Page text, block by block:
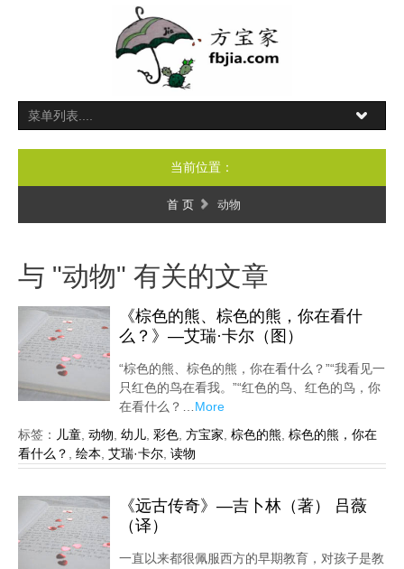
当前位置：
首 页 动物
与 "动物" 有关的文章
《棕色的熊、棕色的熊，你在看什
么？》—艾瑞·卡尔（图）
“棕色的熊、棕色的熊，你在看什么？”“我看见一
只红色的鸟在看我。”“红色的鸟、红色的鸟，你
在看什么？… More
标签： 儿童 动物 幼儿 彩色 方宝家 棕色的熊 棕色的熊，你在
看什么？
绘本 艾瑞·卡尔 读物
《远古传奇》—吉卜林（著） 吕薇
（译）
一直以来都很佩服西方的早期教育，对孩子是教